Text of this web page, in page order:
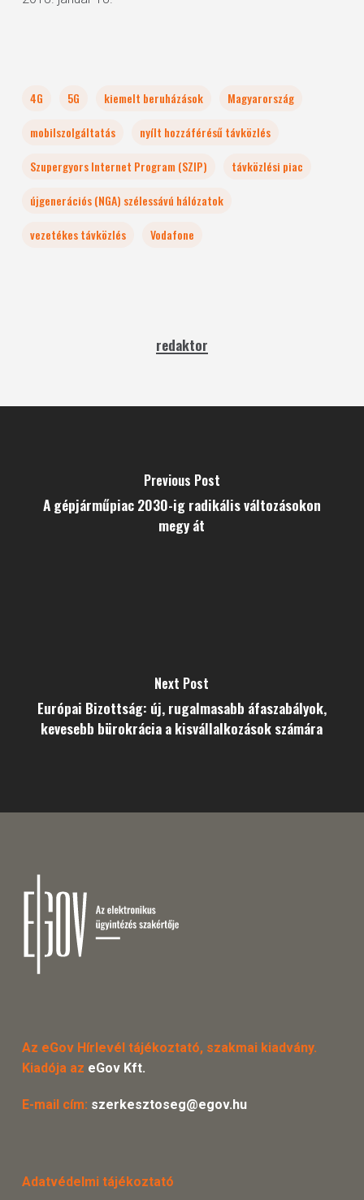
4G 5G kiemelt beruházások
Magyarország
mobilszolgáltatás
nyílt hozzáférésű távközlés
Szupergyors Internet Program (SZIP)
távközlési piac
újgenerációs (NGA) szélessávú hálózatok
vezetékes távközlés
Vodafone
redaktor
Previous Post
A gépjárműpiac 2030-ig radikális változásokon
megy át
Next Post
Európai Bizottság: új, rugalmasabb áfaszabályok,
kevesebb bürokrácia a kisvállalkozások számára
Az eGov Hírlevél tájékoztató, szakmai kiadvány.
Kiadója az eGov Kft.
E-mail cím: szerkesztoseg@egov.hu
Adatvédelmi tájékoztató